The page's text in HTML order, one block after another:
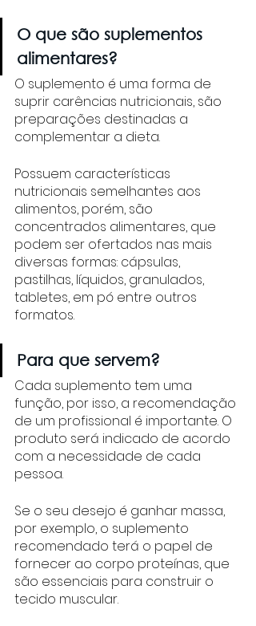
O que são suplementos
alimentares?
O suplemento é uma forma de
suprir carências nutricionais, são
preparações destinadas a
complementar a dieta.
Possuem características
nutricionais semelhantes aos
alimentos, porém, são
concentrados alimentares, que
podem ser ofertados nas mais
diversas formas: cápsulas,
pastilhas, líquidos, granulados,
tabletes, em pó entre outros
formatos.
Para que servem?
Cada suplemento tem uma
função, por isso, a recomendação
de um profissional é importante. O
produto será indicado de acordo
com a necessidade de cada
pessoa.
Se o seu desejo é ganhar massa,
por exemplo, o suplemento
recomendado terá o papel de
fornecer ao corpo proteínas, que
são essenciais para construir o
tecido muscular.